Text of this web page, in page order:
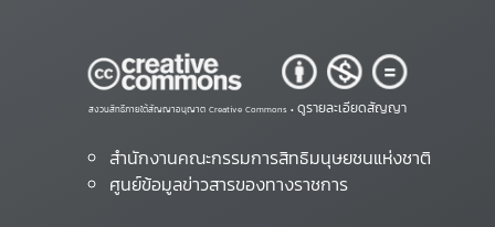
สงวนสิทธิ์ภายใต้สัญญาอนุญาต Creative Commons • ดูรายละเอียดสัญญา
สำนักงานคณะกรรมการสิทธิมนุษยชนแห่งชาติ
ศูนย์ข้อมูลข่าวสารของทางราชการ